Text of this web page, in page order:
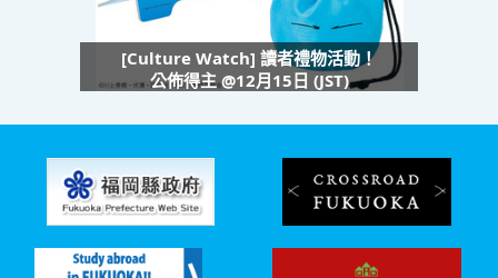
[Culture Watch] 讀者禮物活動！
公佈得主 @12月15日 (JST)